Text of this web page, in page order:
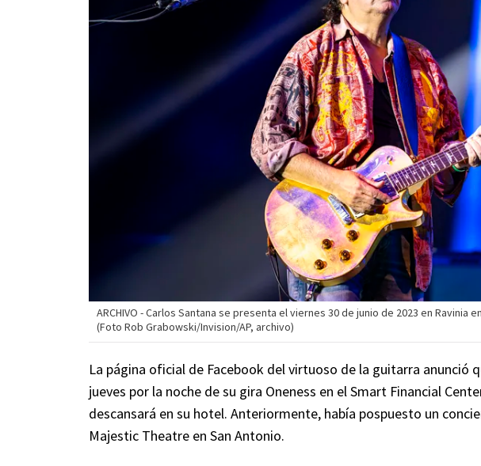
ARCHIVO - Carlos Santana se presenta el viernes 30 de junio de 2023 en Ravinia
(Foto Rob Grabowski/Invision/AP, archivo)
La página oficial de Facebook del virtuoso de la guitarra anunció
jueves por la noche de su gira Oneness en el Smart Financial
descansará en su hotel. Anteriormente, había pospuesto un
Majestic Theatre en San Antonio.